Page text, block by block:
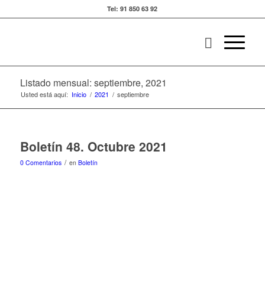
Tel: 91 850 63 92
Listado mensual: septiembre, 2021
Usted está aquí: Inicio / 2021 / septiembre
Boletín 48. Octubre 2021
0 Comentarios / en Boletín